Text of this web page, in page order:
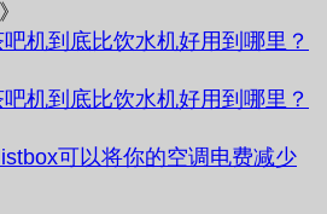
》
吧机到底比饮水机好用到哪里？
吧机到底比饮水机好用到哪里？
可以将你的空调电费减少